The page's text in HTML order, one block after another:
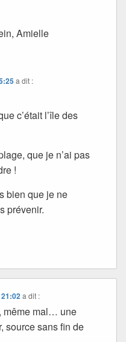
Amielle
a dit :
c’était l’île des
que je n’ai pas
!
bien que je ne
prévenir.
a dit :
même mal… une
source sans fin de